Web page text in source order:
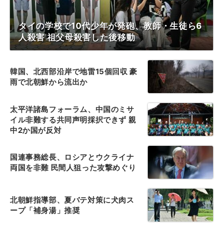
タイの学校で10代少年が発砲、教師・生徒ら6
人殺害 祖父母殺害した後移動
韓国、北西部沿岸で地雷15個回収 豪
雨で北朝鮮から流出か
太平洋諸島フォーラム、中国のミサ
イル非難する共同声明採択できず 親
中2か国が反対
国連事務総長、ロシアとウクライナ
両国を非難 民間人狙った攻撃めぐり
北朝鮮指導部、夏バテ対策に犬肉ス
ープ「補身湯」推奨